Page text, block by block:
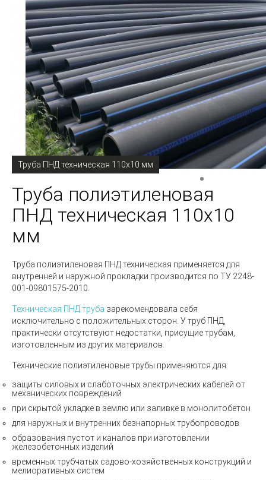
Труба ПНД техническая 110х10 мм
Труба полиэтиленовая
ПНД техническая 110х10
мм
Труба полиэтиленовая ПНД техническая применяется для
внутренней и наружной прокладки производится по ТУ 2248-
001-09801575-2010
Техническая ПНД труба зарекомендовала себя
исключительно с положительных сторон. У труб ПНД,
практически отсутствуют недостатки, присущие трубам,
изготовленным из других материалов.
Технические полиэтиленовые трубы применяются для:
защиты силовых и слаботочных электрических кабелей от
механических повреждений
при скрытой укладке в землю или заливке в монолитобетон
для наружных и внутренних безнапорных трубопроводов
образования пустот и каналов при изготовлении
железобетонных изделий
временных трубчатых садово-хозяйственных конструкций и
мелиоративных систем